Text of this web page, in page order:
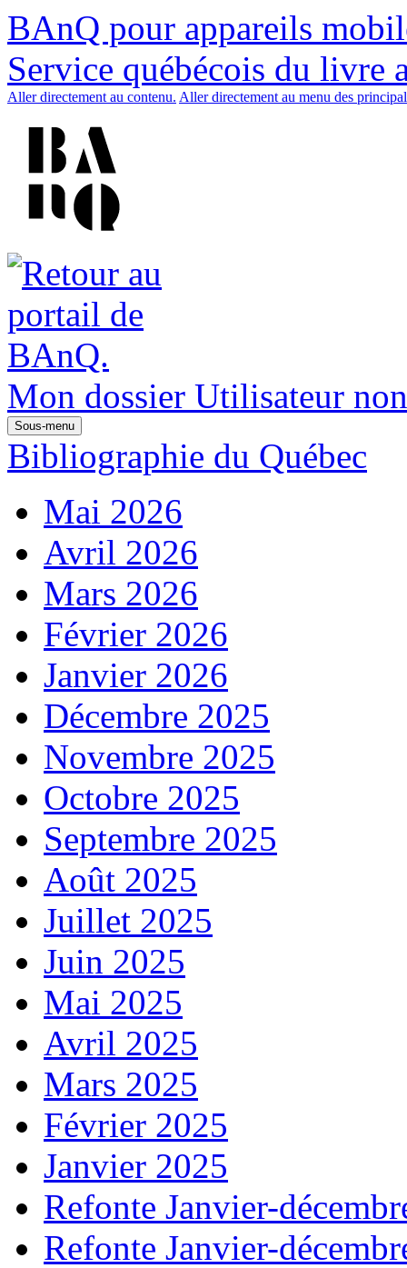
BAnQ pour appareils
Service québécois du livre
Aller directement au contenu. Aller directement au menu des
Mon dossier Utilisateur
Sous-menu
Bibliographie du Québec
Mai 2026
Avril 2026
Mars 2026
Février 2026
Janvier 2026
Décembre 2025
Novembre 2025
Octobre 2025
Septembre 2025
Août 2025
Juillet 2025
Juin 2025
Mai 2025
Avril 2025
Mars 2025
Février 2025
Janvier 2025
Refonte Janvier-
Refonte Janvier-